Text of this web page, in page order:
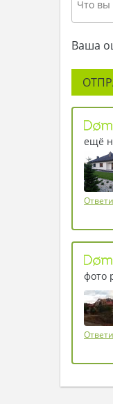
Ваша
ещё
фото